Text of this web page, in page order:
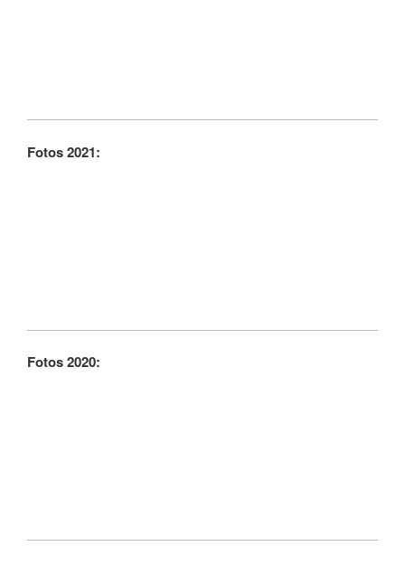
Fotos 2021:
Fotos 2020: